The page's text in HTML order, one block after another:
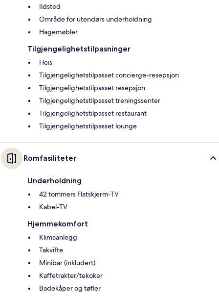
Ildsted
Område for utendørs underholdning
Hagemøbler
Tilgjengelighetstilpasninger
Heis
Tilgjengelighetstilpasset concierge-resepsjon
Tilgjengelighetstilpasset resepsjon
Tilgjengelighetstilpasset treningssenter
Tilgjengelighetstilpasset restaurant
Tilgjengelighetstilpasset lounge
Romfasiliteter
Underholdning
42 tommers Flatskjerm-TV
Kabel-TV
Hjemmekomfort
Klimaanlegg
Takvifte
Minibar (inkludert)
Kaffetrakter/tekoker
Badekåper og tøfler